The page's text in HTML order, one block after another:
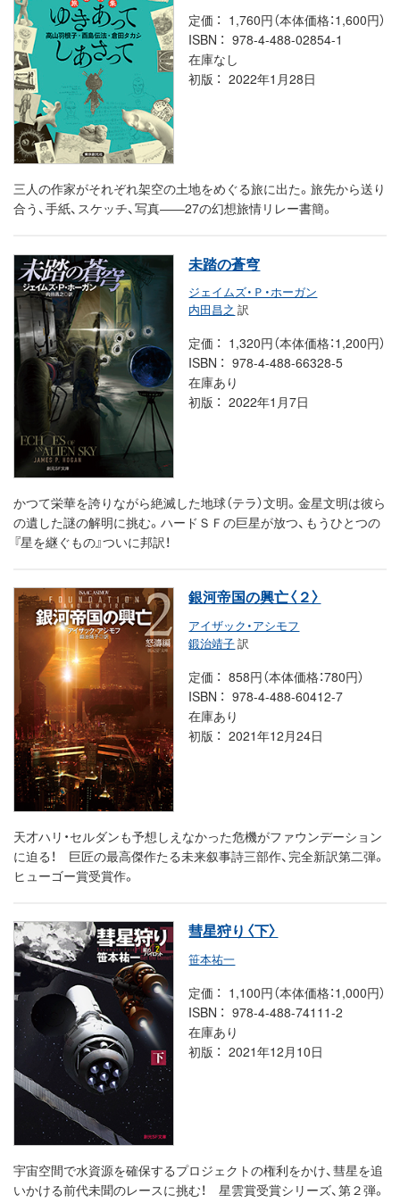
定価
1,760円（本体価格：1,600円）
ISBN
978-4-488-02854-1
在庫なし
初版
2022年1月28日
三人の作家がそれぞれ架空の土地をめぐる旅に出た。旅先から送り
合う、手紙、スケッチ、写真――27の幻想旅情リレー書簡。
未踏の蒼穹
ジェイムズ・Ｐ・ホーガン
内田昌之 訳
定価
1,320円（本体価格：1,200円）
ISBN
978-4-488-66328-5
在庫あり
初版
2022年1月7日
かつて栄華を誇りながら絶滅した地球（テラ）文明。金星文明は彼ら
の遺した謎の解明に挑む。ハードＳＦの巨星が放つ、もうひとつの
『星を継ぐもの』ついに邦訳！
銀河帝国の興亡〈２〉
アイザック・アシモフ
鍛治靖子訳
定価
858円（本体価格：780円）
ISBN
978-4-488-60412-7
在庫あり
初版
2021年12月24日
天才ハリ・セルダンも予想しえなかった危機がファウンデーション
に迫る！ 巨匠の最高傑作たる未来叙事詩三部作、完全新訳第二弾。
ヒューゴー賞受賞作。
彗星狩り〈下〉
笹本祐一
定価
1,100円（本体価格：1,000円）
ISBN
978-4-488-74111-2
在庫あり
初版
2021年12月10日
宇宙空間で水資源を確保するプロジェクトの権利をかけ、彗星を追
いかける前代未聞のレースに挑む！ 星雲賞受賞シリーズ、第２弾。